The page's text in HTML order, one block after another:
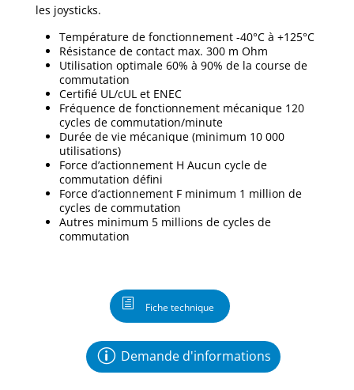
les joysticks.
Température de fonctionnement -40°C à +125°C
Résistance de contact max. 300 m Ohm
Utilisation optimale 60% à 90% de la course de
commutation
Certifié UL/cUL et ENEC
Fréquence de fonctionnement mécanique 120
cycles de commutation/minute
Durée de vie mécanique (minimum 10 000
utilisations)
Force d’actionnement H Aucun cycle de
commutation défini
Force d’actionnement F minimum 1 million de
cycles de commutation
Autres minimum 5 millions de cycles de
commutation
Fiche technique
Demande d'informations